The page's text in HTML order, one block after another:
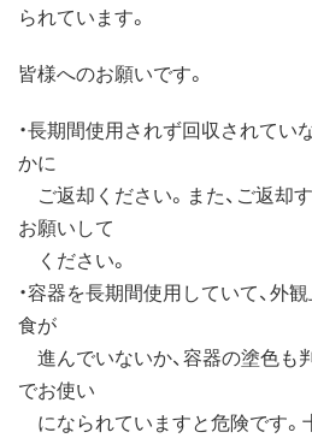
られています。
皆様へのお願いです。
・長期間使用されず回収されてい
かに
ご返却ください。また、ご返却
お願いして
ください。
・容器を長期間使用していて、外
食が
進んでいないか、容器の塗色も
でお使い
になられていますと危険です